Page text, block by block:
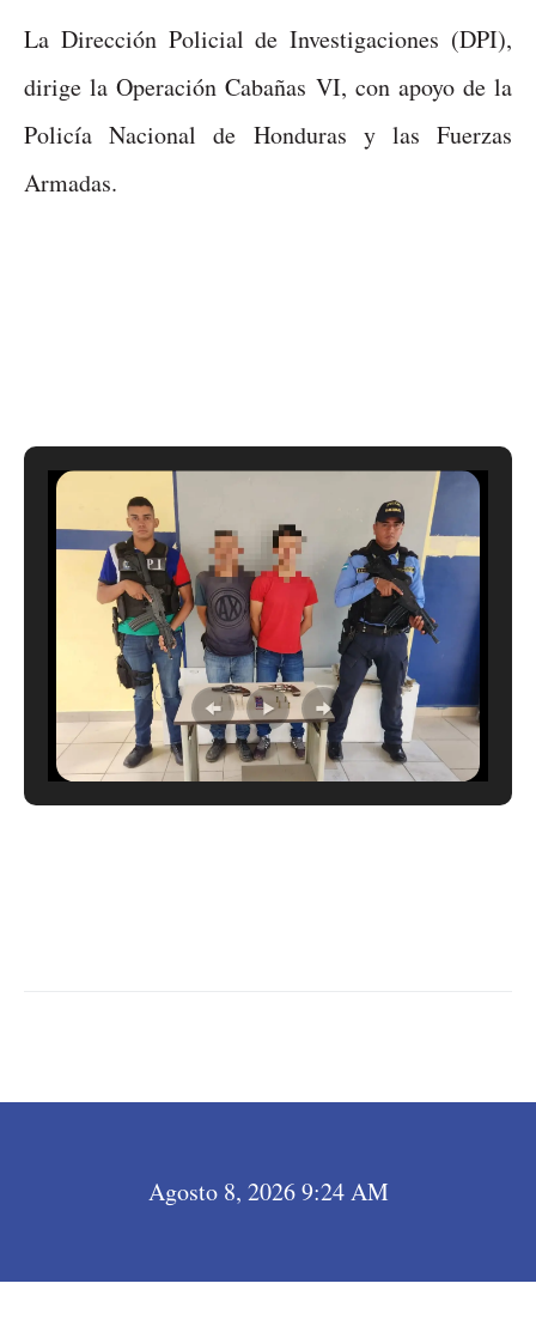
La Dirección Policial de Investigaciones (DPI),
dirige la Operación Cabañas VI, con apoyo de la
Policía Nacional de Honduras y las Fuerzas
Armadas.
Agosto 8, 2026 9:24 AM